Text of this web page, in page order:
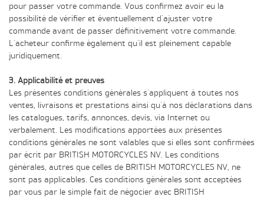
pour passer votre commande. Vous confirmez avoir eu la
possibilité de vérifier et éventuellement d'ajuster votre
commande avant de passer définitivement votre commande.
L'acheteur confirme également qu'il est pleinement capable
juridiquement.
3. Applicabilité et preuves
Les présentes conditions générales s'appliquent à toutes nos
ventes, livraisons et prestations ainsi qu'à nos déclarations dans
les catalogues, tarifs, annonces, devis, via Internet ou
verbalement. Les modifications apportées aux présentes
conditions générales ne sont valables que si elles sont confirmées
par écrit par BRITISH MOTORCYCLES NV. Les conditions
générales, autres que celles de BRITISH MOTORCYCLES NV, ne
sont pas applicables. Ces conditions générales sont acceptées
par vous par le simple fait de négocier avec BRITISH